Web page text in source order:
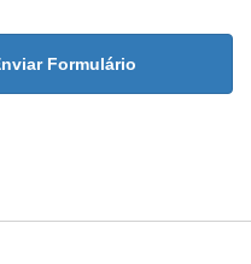
Formulário